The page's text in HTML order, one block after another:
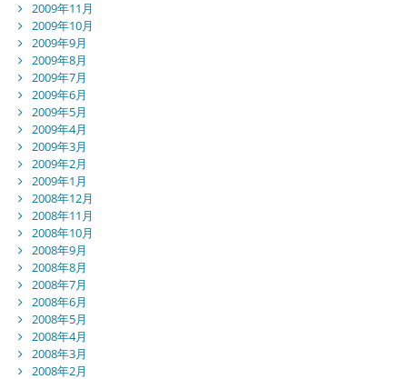
2009年11月
2009年10月
2009年9月
2009年8月
2009年7月
2009年6月
2009年5月
2009年4月
2009年3月
2009年2月
2009年1月
2008年12月
2008年11月
2008年10月
2008年9月
2008年8月
2008年7月
2008年6月
2008年5月
2008年4月
2008年3月
2008年2月